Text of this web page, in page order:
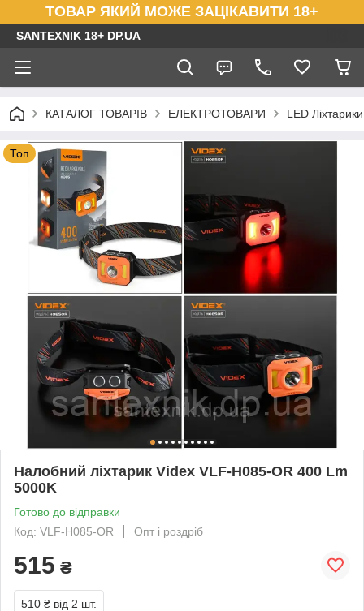
ТОВАР ЯКИЙ МОЖЕ ЗАЦІКАВИТИ 18+
SANTEXNIK 18+ DP.UA
КАТАЛОГ ТОВАРІВ ЕЛЕКТРОТОВАРИ LED
Топ
Налобний ліхтарик Videx VLF-H085-OR 400 Lm
5000K
Готово до відправки
Код: VLF-H085-OR
Опт і роздріб
515 ₴
510 ₴ від 2 шт.